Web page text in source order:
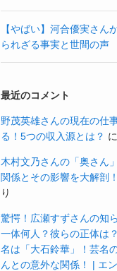
【やばい】河合優実さん
られざる事実と世間の声
最近のコメント
野茂英雄さんの現在の仕
る！5つの収入源とは？ に
木村文乃さんの「奥さん
関係とその影響を大解剖！
り
驚愕！広瀬すずさんの知
一体何人？彼らの正体は？
名は「大石鈴華」！芸名
んとの意外な関係！ | エ